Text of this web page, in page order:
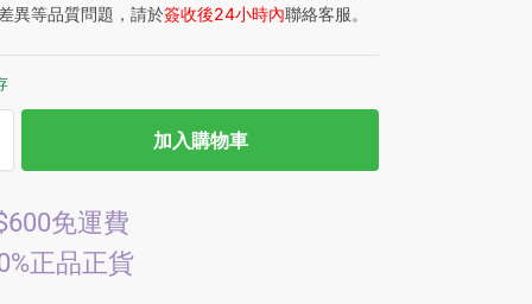
異等品質問題，請於簽收後24小時內聯絡客服。
加入購物車
免運費
正品正貨